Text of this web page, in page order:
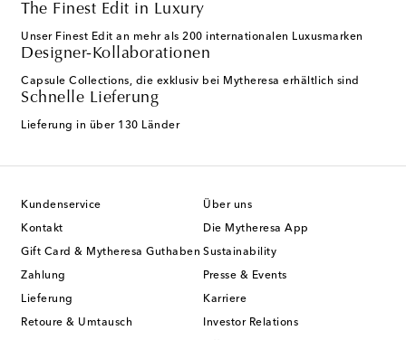
The Finest Edit in Luxury
Unser Finest Edit an mehr als 200 internationalen Luxusmarken
Designer-Kollaborationen
Capsule Collections, die exklusiv bei Mytheresa erhältlich sind
Schnelle Lieferung
Lieferung in über 130 Länder
Kundenservice
Kontakt
Gift Card & Mytheresa Guthaben
Zahlung
Lieferung
Retoure & Umtausch
Über uns
Die Mytheresa App
Sustainability
Presse & Events
Karriere
Investor Relations